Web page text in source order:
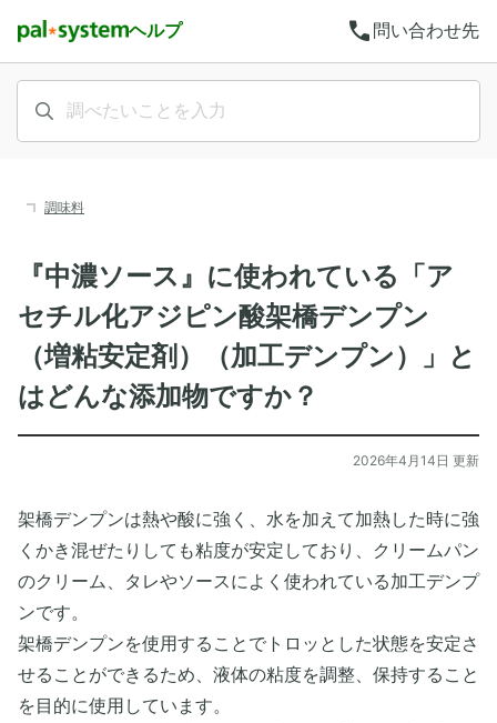
ヘルプ call 問い合わせ先
調味料
『中濃ソース』に使われている「ア
セチル化アジピン酸架橋デンプン
（増粘安定剤）（加工デンプン）」と
はどんな添加物ですか？
2026年4月14日 更新
架橋デンプンは熱や酸に強く、水を加えて加熱した時に強
くかき混ぜたりしても粘度が安定しており、クリームパン
のクリーム、タレやソースによく使われている加工デンプ
ンです。
架橋デンプンを使用することでトロッとした状態を安定さ
せることができるため、液体の粘度を調整、保持すること
を目的に使用しています。